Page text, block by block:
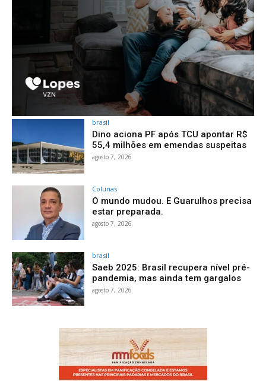
brasil
Dino aciona PF após TCU apontar R$
55,4 milhões em emendas suspeitas
agosto 7, 2026
Colunas
O mundo mudou. E Guarulhos precisa
estar preparada.
agosto 7, 2026
brasil
Saeb 2025: Brasil recupera nível pré-
pandemia, mas ainda tem gargalos
agosto 7, 2026